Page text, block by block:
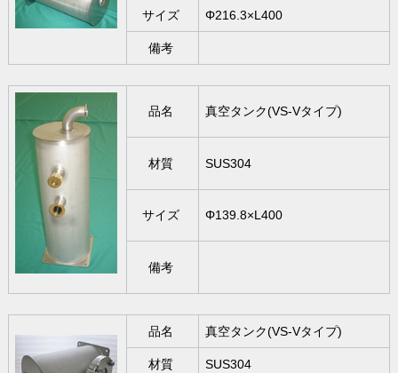
サイズ Φ216.3×L400
備考
品名 真空タンク(VS-Vタイプ)
材質 SUS304
サイズ Φ139.8×L400
備考
品名 真空タンク(VS-Vタイプ)
材質 SUS304